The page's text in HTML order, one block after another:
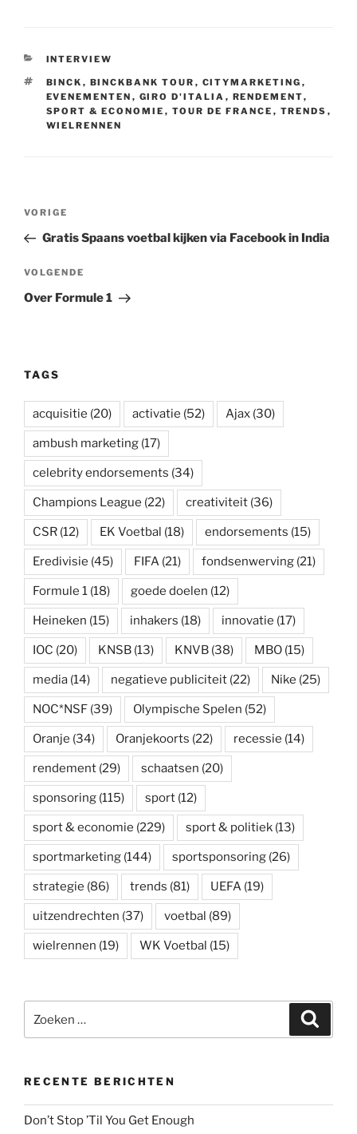
p
r
I
e
r
t
CATEGORIEËN
INTERVIEW
TAGS
BINCK , BINCKBANK TOUR , CITYMARKETING ,
EVENEMENTEN , GIRO D'ITALIA , RENDEMENT,
SPORT & ECONOMIE , TOUR DE FRANCE , TRENDS ,
WIELRENNEN
Bericht
Vorig
bericht
VORIGE
Gratis Spaans voetbal kijken via Facebook in India
Volgend
bericht
VOLGENDE
Over Formule 1
TAGS
acquisitie (20) activatie (52) Ajax (30)
ambush marketing (17)
celebrity endorsements (34)
Champions League (22) creativiteit (36)
CSR (12) EK Voetbal (18) endorsements (15)
Eredivisie (45) FIFA (21) fondsenwerving (21)
Formule 1 (18) goede doelen (12)
Heineken (15) inhakers (18) innovatie (17)
IOC (20) KNSB (13) KNVB (38) MBO (15)
media (14) negatieve publiciteit (22) Nike (25)
NOC*NSF (39) Olympische Spelen (52)
Oranje (34) Oranjekoorts (22) recessie (14)
rendement (29) schaatsen (20)
sponsoring (115) sport (12)
sport & economie (229) sport & politiek (13)
sportmarketing (144) sportsponsoring (26)
strategie (86) trends (81) UEFA (19)
uitzendrechten (37) voetbal (89)
wielrennen (19) WK Voetbal (15)
naar:
RECENTE BERICHTEN
Don’t Stop ’Til You Get Enough